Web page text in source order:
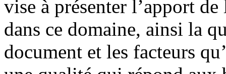
vise à présenter l’apport
dans ce domaine, ainsi la
document et les facteurs